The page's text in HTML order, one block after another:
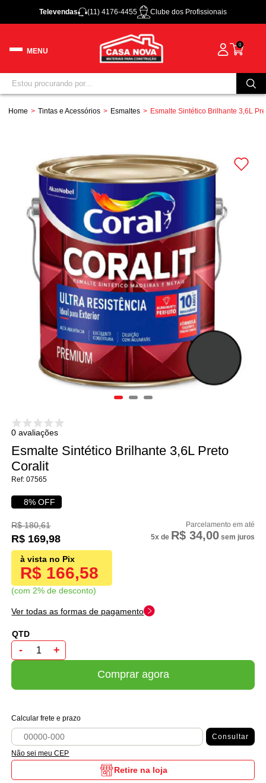
Televendas (11) 4176-4455 Clube dos Profissionais
0
Home Tintas e Acessórios Esmaltes Esmalte Sintético Brilhante 3,6L
0 avaliações
Esmalte Sintético Brilhante 3,6L Preto
Coralit
07565
8% OFF
R$ 166,58
com 2% de desconto
R$ 180,61
R$ 169,98 5x de R$ 34,00sem juros
Ver todas as formas de pagamento
- +
Comprar agora
Calcular frete e prazo
Consultar
Não sei meu CEP
Retire na loja